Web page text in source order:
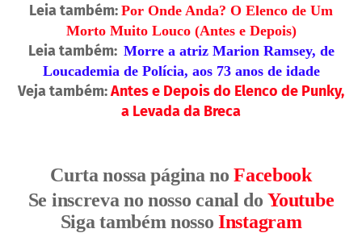
Leia também: Por Onde Anda? O Elenco de Um
Morto Muito Louco (Antes e Depois)
Leia também: Morre a atriz Marion Ramsey, de
Loucademia de Polícia, aos 73 anos de idade
Veja também:Antes e Depois do Elenco de Punky,
a Levada da Breca
Curta nossa página noFacebook
Se inscreva no nosso canal doYoutube
Siga também nossoInstagram